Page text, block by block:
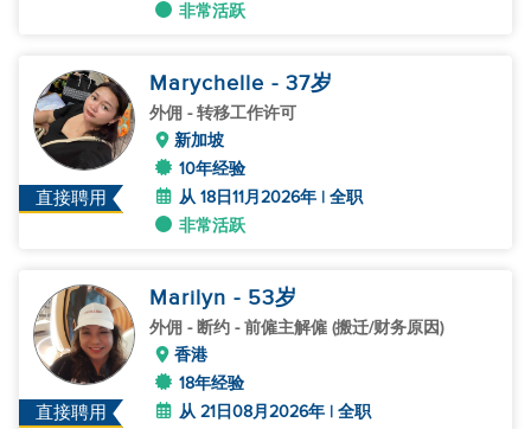
非常活跃
直接聘用
Marychelle - 37岁
外佣 - 转移工作许可
新加坡
10年经验
从 18日11月2026年 | 全职
非常活跃
直接聘用
Marilyn - 53岁
外佣 - 断约 - 前僱主解僱 (搬迁/财务原因)
香港
18年经验
从 21日08月2026年 | 全职